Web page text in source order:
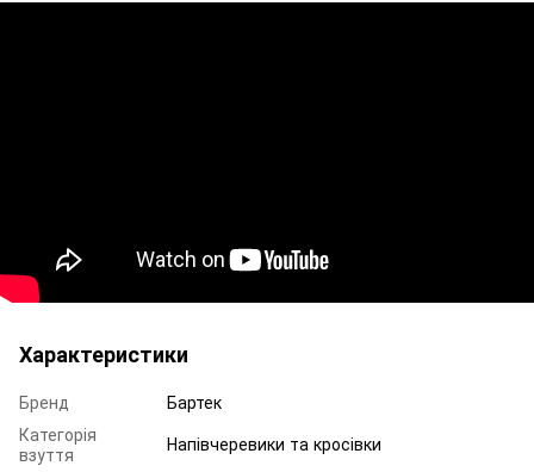
Характеристики
Бренд
Бартек
Категорія
взуття
Напівчеревики та кросівки